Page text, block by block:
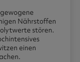
Nährstoffen
stören.
einen